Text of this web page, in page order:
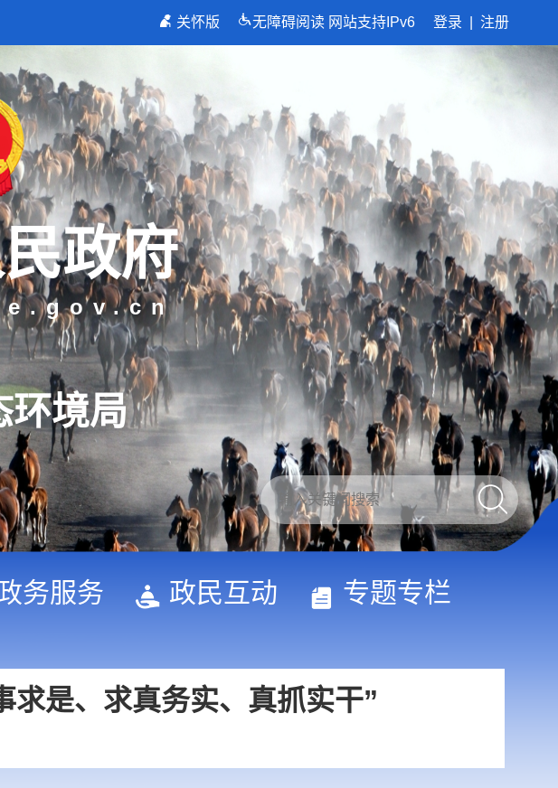
关怀版 无障碍阅读 网站支持IPv6 登录 注册
政府
环境局
务服务 政民互动 专题专栏
代化强国，关键在科技自立自强”
向着建军一百年奋斗目标阔步前行——以习近平同志为核心的党中央引领人民军队书写强军兴军新篇章
习近平出席2026世界人工智能大会暨人工智能全球治理高级别会议开幕式并发表主旨讲话
求是、求真务实、真抓实干”
代化强国，关键在科技自立自强”